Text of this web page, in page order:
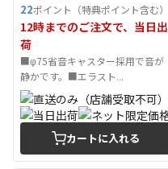
22ポイント（特典ポイント含む）
12時までのご注文で、当日出
荷
■φ75省音キャスター採用で音が
静かです。■エラスト...
カートに入れる